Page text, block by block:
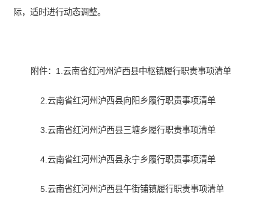
际，适时进行动态调整。
附件：1.云南省红河州泸西县中枢镇履行职责事项清单
2.云南省红河州泸西县向阳乡履行职责事项清单
3.云南省红河州泸西县三塘乡履行职责事项清单
4.云南省红河州泸西县永宁乡履行职责事项清单
5.云南省红河州泸西县午街铺镇履行职责事项清单